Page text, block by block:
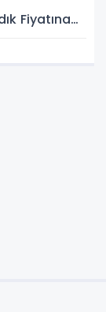
Fiyatına